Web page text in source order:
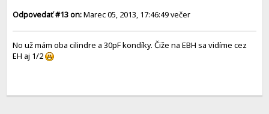
Odpovedať #13 on:Marec 05, 2013, 17:46:49 večer
No už mám oba cilindre a 30pF kondíky. Čiže na EBH sa vidíme cez
EH aj 1/2